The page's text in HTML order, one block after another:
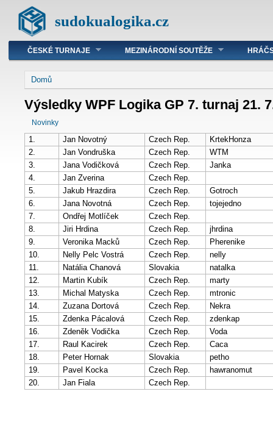
sudokualogika.cz
ČESKÉ TURNAJE MEZINÁRODNÍ SOUTĚŽE
Domů
Výsledky WPF Logika GP 7. turnaj 21.
Novinky
1. Jan Novotný Czech Rep.
KrtekHonza
2.
Jan Vondruška Czech Rep.
WTM
3.
Jana Vodičková Czech Rep.
Janka
4.
Jan Zverina
Czech Rep.
5.
Jakub Hrazdira Czech Rep.
Gotroch
6.
Jana Novotná Czech Rep.
tojejedno
7.
Ondřej Motlíček
Czech Rep.
8.
Jiri Hrdina Czech Rep.
jhrdina
9.
Veronika Macků Czech Rep.
Pherenike
10.
Nelly Pelc Vostrá Czech Rep.
nelly
11.
Natália Chanová Slovakia
natalka
12.
Martin Kubík Czech Rep.
marty
13.
Michal Matyska Czech Rep.
mtronic
14.
Zuzana Dortová Czech Rep.
Nekra
15.
Zdenka Pácalová Czech Rep.
zdenkap
16.
Zdeněk Vodička Czech Rep.
Voda
17.
Raul Kacirek Czech Rep.
Caca
18.
Peter Hornak Slovakia
petho
19.
Pavel Kocka Czech Rep.
hawranomut
20.
Jan Fiala Czech Rep.